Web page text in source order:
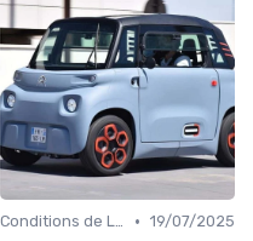
Conditions de Location • 19/07/2025